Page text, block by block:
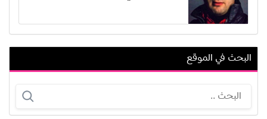
أحمد الريدي
البحث في الموقع